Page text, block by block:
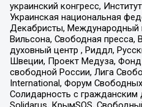
украинский конгресс,
Украинская национальная
Декабристы, Международный
Вильсона, Свободная пресса,
духовный центр , Риддл,
Швеции, Проект Медуза,
свободной России, Лига
International, Форум
Солидарность с